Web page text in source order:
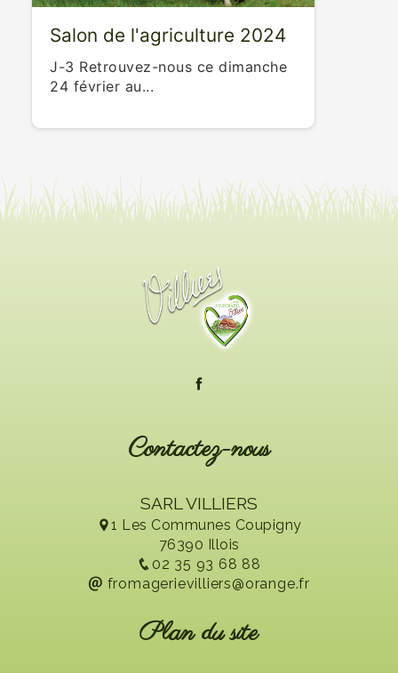
Salon de l'agriculture 2024
J-3 Retrouvez-nous ce dimanche
24 février au...
Contactez-nous
SARL VILLIERS
1 Les Communes Coupigny
76390 Illois
02 35 93 68 88
fromagerievilliers@orange.fr
Plan du site